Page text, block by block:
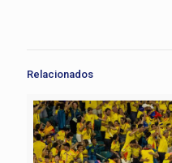
Relacionados